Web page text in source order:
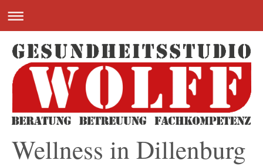
Wellness in Dillenburg